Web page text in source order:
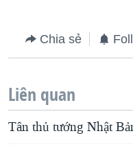
Chia sẻ
Liên quan
Tân thủ tướng Nhật